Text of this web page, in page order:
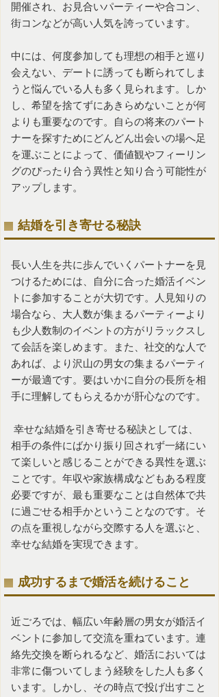
開催され、 お見合いパーティーや合コン、
街コンなどが高い人気を誇っています。
中には、何度参加しても理想の相手と巡り
会えない、デートに誘っても断られてしま
うと悩んでいる人も多く見られます。しか
し、希望を捨てずにあきらめないことが何
よりも重要なのです。自らの将来のパート
ナーを探すためにどんどん出会いの場へ足
を運ぶことによって、価値観やフィーリン
グのぴったり合う異性と知り合う可能性が
アップします。
結婚を引き寄せる秘訣
長い人生を共に歩んでいくパートナーを見
つけるためには、自分に合った婚活イベン
ト に参加することが大切です。人見知りの
場合なら、大人数が集まるパーティーより
も少人数制のイベントの方がリラックスし
て会話を楽しめます。また、社交的な人で
あれば、より沢山の男女の集まるパーティ
ーが最適です。要はいかに自分の長所を相
手に理解してもらえるかが肝心なのです。
幸せな結婚を引き寄せる秘訣としては、
相手の条件にばかり振り回されず一緒にい
て楽しいと感じることができる異性を選ぶ
ことです。年収や家族構成などもある程度
必要ですが、最も重要なことは自然体で共
に過ごせる相手かということなのです。そ
の点を重視しながら交際する人を選ぶと、
幸せな結婚を実現できます。
成功するまで婚活を続けること
近ごろでは、幅広い年齢層の男女が婚活イ
ベントに参加して交流を重ねています。連
絡先交換を断られるなど、婚活においては
非常に傷ついてしまう経験をした人も多く
います。しかし、その時点で投げ出すこと